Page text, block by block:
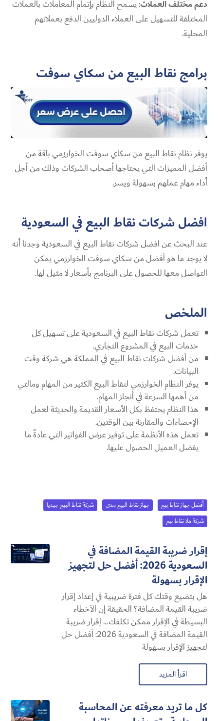
دعم مختلف العملات: يسمح النظام بإتمام المعاملات بالعملات
المختلفة للتسهيل على العملاء الدوليين الدفع بعملاتهم
المحلية.
برامج نقاط البيع من سكاي سوفت
يوفر نظام نقاط البيع من سكاي سوفت الخوارزمي باقة من
أفضل المميزات التي يحتاجها أصحاب الشركات وذلك من أجل
أداء مهام عملهم بسهولة ويسر.
افضل شركات نقاط البيع في السعودية
عند البحث عن افضل شركات نقاط البيع في السعودية وجدنا أنه
لا يوجد ما هو أفضل من سكاي سوفت الخوارزمي يمكن
التواصل معها للحصول على البرنامج بأسعار لا مثيل لها.
الملخص
تعمل شركات نقاط البيع في السعودية على تسهيل كل
خدمات البيع في المشروع التجاري.
من أفضل شركات نقاط البيع في المملكة هي شركة وقت
البيانات.
يوفر النظام الخوارزمي لنقاط البيع الكثير من المهام ومالتي
من أهمها السرعة في أنجاز المهام.
هذا النظام يحتفظ بكل الأسعار القديمة والحديثة لعمل
الإحصاءات والمقارنة بين الوقتين.
تعمل هذه الأنظمة على توفير عرض الفواتير التي عادةً ما
يفضل العميل الحصول عليها.
أفضل جهاز نقاط بيع جهاز نقاط البيع مدى
شركة نقاط البيع جيديا
شركة هلا نقاط بيع
إقرار ضريبة القيمة المضافة في
السعودية 2026: أفضل حل لتجهيز
الإقرار بسهولة
هل بتضيع وقتك كل فترة ضريبية في إعداد إقرار
ضريبة القيمة المضافة؟ الحقيقة إن الأخطاء
البسيطة في الإقرار ممكن تكلفك... إقرار ضريبة
القيمة المضافة في السعودية 2026: أفضل حل
لتجهيز الإقرار بسهولة
اقرأ المزيد
كل ما تريد معرفته عن المحاسبة